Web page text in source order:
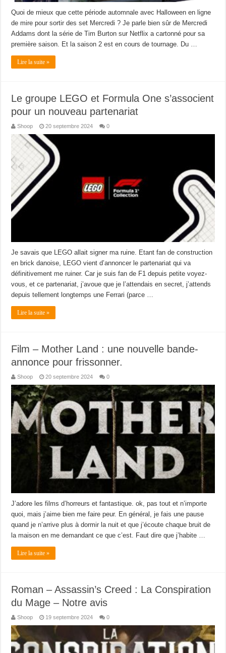
Quoi de mieux que cette période automnale avec Halloween en ligne
de mire pour sortir des set Mercredi ? Je parle bien sûr de Mercredi
Addams dont la série de Tim Burton sur Netflix a cartonné pour sa
première saison. Et la saison 2 est en cours de tournage. Du …
Lire la suite »
Le groupe LEGO et Formula One s’associent
pour un nouveau partenariat
Shoop 20 septembre 2024 0
Je savais que LEGO allait signer ma ruine. Etant fan de construction
en brick danoise, LEGO vient d’annoncer le partenariat qui va
définitivement me ruiner. Car je suis fan de F1 depuis petite voyez-
vous, et ce partenariat, j’avoue que je l’attendais en secret, j’attends
depuis tellement longtemps une Ferrari (parce …
Lire la suite »
Film – Mother Land : une nouvelle bande-
annonce pour frissonner.
Shoop 20 septembre 2024 0
J’adore les films d’horreurs et fantastique. ok, pas tout et n’importe
quoi, mais j’aime bien me faire peur. En général, je fais une pause
quand je n’arrive plus à dormir la nuit et que j’écoute chaque bruit de
la maison en me demandant ce que c’est. Faut dire que j’habite …
Lire la suite »
Roman – Assassin’s Creed : La Conspiration
du Mage – Notre avis
Shoop 19 septembre 2024 0